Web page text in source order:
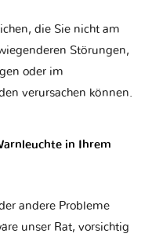
die Sie nicht am
Störungen,
oder im
verursachen können.
in Ihrem
andere Probleme
unser Rat, vorsichtig